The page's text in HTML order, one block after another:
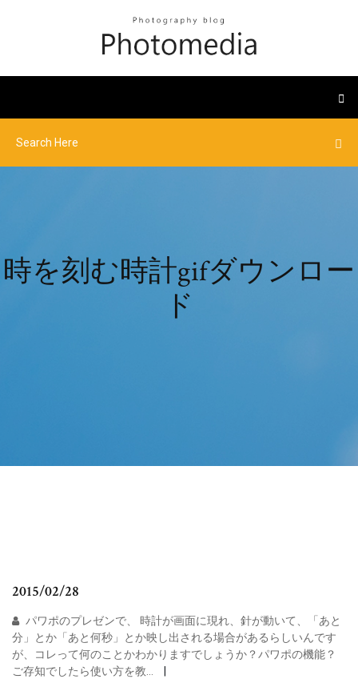
時を刻む時計gifダウンロー
ド
2015/02/28
パワポのプレゼンで、 時計が画面に現れ、針が動いて、「あと
分」とか「あと何秒」とか映し出される場合があるらしいんです
が、コレって何のことかわかりますでしょうか？パワポの機能？
ご存知でしたら使い方を教…